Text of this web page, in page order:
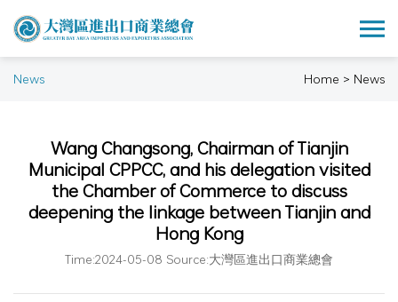
News Home > News
Wang Changsong, Chairman of Tianjin
Municipal CPPCC, and his delegation visited
the Chamber of Commerce to discuss
deepening the linkage between Tianjin and
Hong Kong
Time:2024-05-08 Source:大灣區進出口商業總會